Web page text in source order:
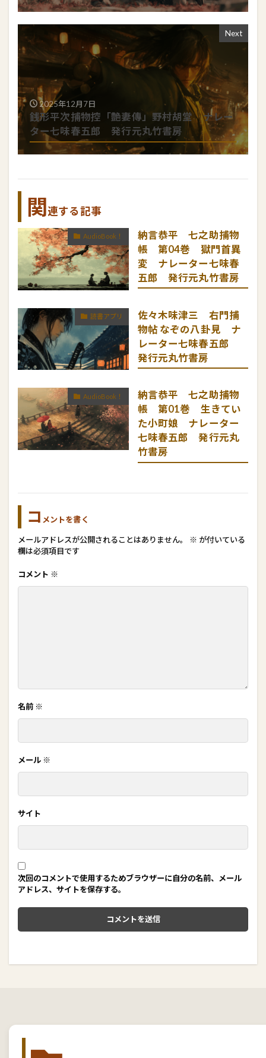
Next
2025年12月7日
銭形平次捕物控「艶妻傳」野村胡堂 ナレー
ター七味春五郎 発行元丸竹書房
関連する記事
AudioBook！
納言恭平 七之助捕物
帳 第04巻 獄門首異
変 ナレーター七味春
五郎 発行元丸竹書房
読書アプリ
佐々木味津三 右門捕
物帖 なぞの八卦見 ナ
レーター七味春五郎
発行元丸竹書房
AudioBook！
納言恭平 七之助捕物
帳 第01巻 生きてい
た小町娘 ナレーター
七味春五郎 発行元丸
竹書房
コ メントを書く
メールアドレスが公開されることはありません。 ※ が付いている
欄は必須項目です
コメント ※
名前 ※
メール ※
サイト
次回のコメントで使用するためブラウザーに自分の名前、メール
アドレス、サイトを保存する。